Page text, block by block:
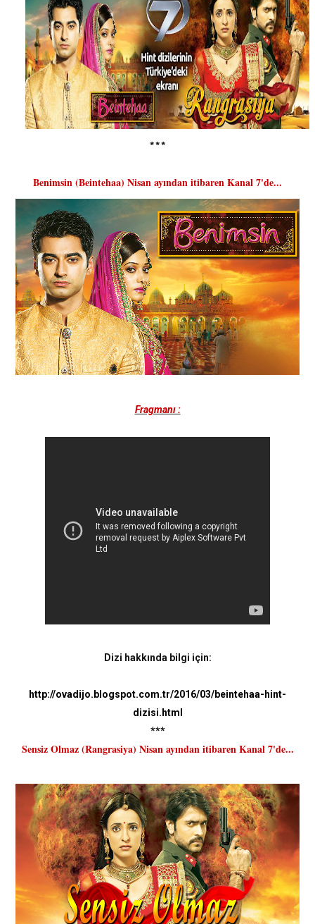
***
Benimsin (Beintehaa) Nisan ayından itibaren Kanal 7'de...
Fragmanı :
Dizi hakkında bilgi için:
http://ovadijo.blogspot.com.tr/2016/03/beintehaa-hint-
dizisi.html
***
Sensiz Olmaz (Rangrasiya) Nisan ayından itibaren Kanal 7'de...